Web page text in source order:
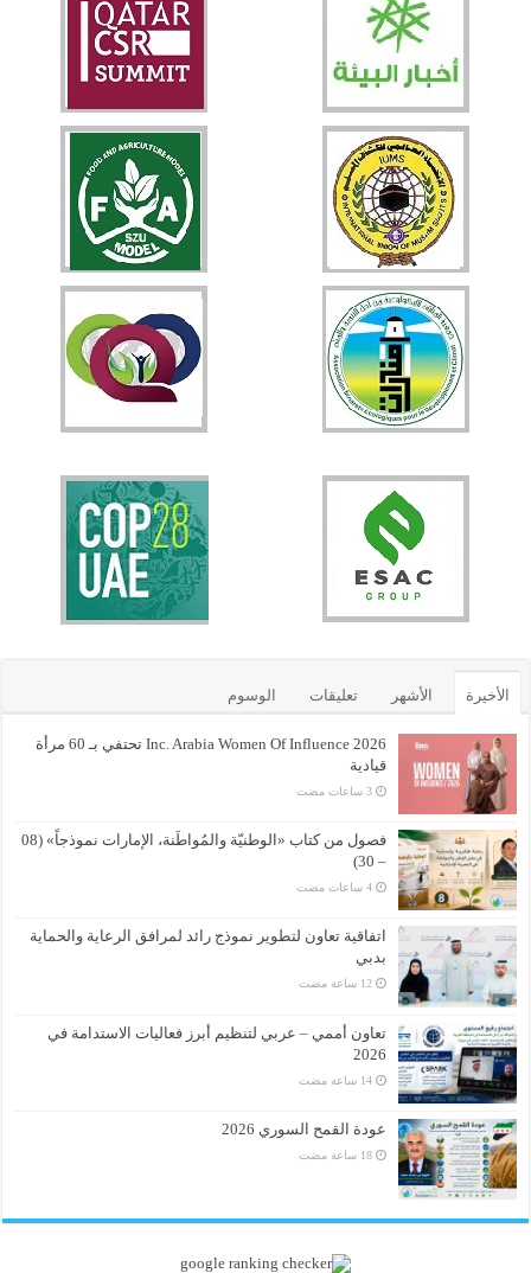
الأخيرة الأشهر تعليقات الوسوم
Inc. Arabia Women Of Influence 2026 تحتفي بـ 60 مرأة
قيادية
فصول من كتاب «الوطنيّة والمُواطَنة، الإمارات نموذجاً» (08
– 30)
اتفاقية تعاون لتطوير نموذج رائد لمرافق الرعاية والحماية
بدبي
تعاون أممي – عربي لتنظيم أبرز فعاليات الاستدامة في
2026
عودة القمح السوري 2026